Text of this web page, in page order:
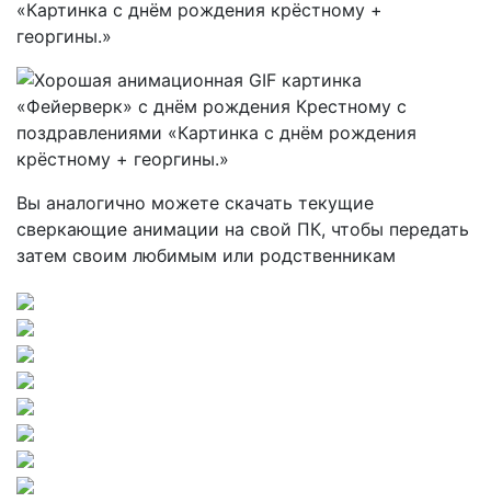
Вы аналогично можете скачать текущие
сверкающие анимации на свой ПК, чтобы передать
затем своим любимым или родственникам